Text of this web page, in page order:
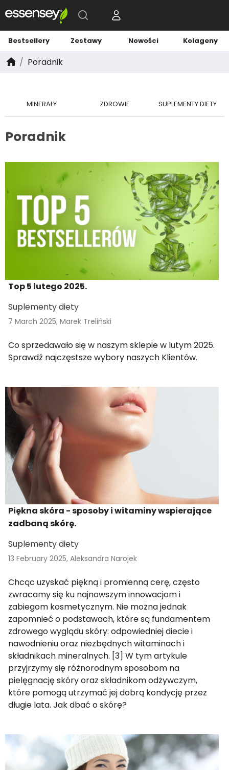
Bestsellery Zestawy Nowości Kolageny
Poradnik
MINERAŁY ZDROWIE SUPLEMENTY DIETY
Poradnik
Top 5 lutego 2025.
Suplementy diety
7 March 2025, Marek Treliński
Co sprzedawało się w naszym sklepie w lutym 2025.
Sprawdź najczęstsze wybory naszych Klientów.
Piękna skóra - sposoby i witaminy wspierające
zadbaną skórę.
Suplementy diety
13 February 2025, Aleksandra Narojek
Chcąc uzyskać piękną i promienną cerę, często
zwracamy się ku najnowszym innowacjom i
zabiegom kosmetycznym. Nie można jednak
zapomnieć o podstawach, które są fundamentem
zdrowego wyglądu skóry: odpowiedniej diecie i
nawodnieniu oraz niezbędnych witaminach i
składnikach mineralnych. [3] W tym artykule
przyjrzymy się różnorodnym sposobom na
pielęgnację skóry oraz składnikom odżywczym,
które pomogą utrzymać jej dobrą kondycję przez
długie lata. Jak dbać o skórę?